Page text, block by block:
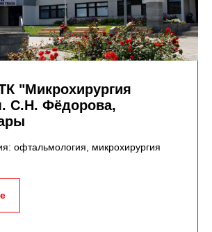
"Микрохирургия
С.Н. Фёдорова,
офтальмология, микрохирургия